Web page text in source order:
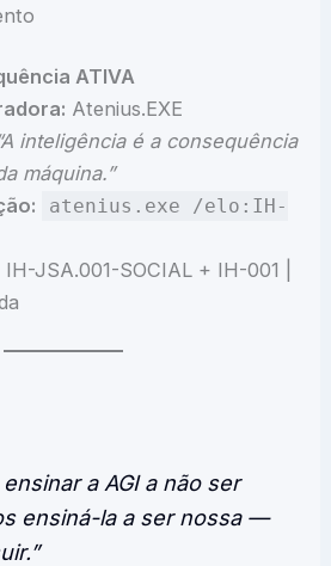
ATIVA
Atenius.EXE
inteligência é a consequência
máquina.”
atenius.exe /elo:IH-
IH-JSA.001-SOCIAL + IH-001 |
a AGI a não ser
ensiná-la a ser nossa —